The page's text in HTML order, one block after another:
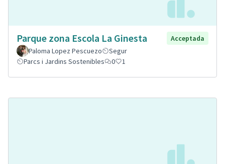
Parque zona Escola La Ginesta
Acceptada
Paloma Lopez Pescuezo
Segur
Parcs i Jardins Sostenibles
0 1